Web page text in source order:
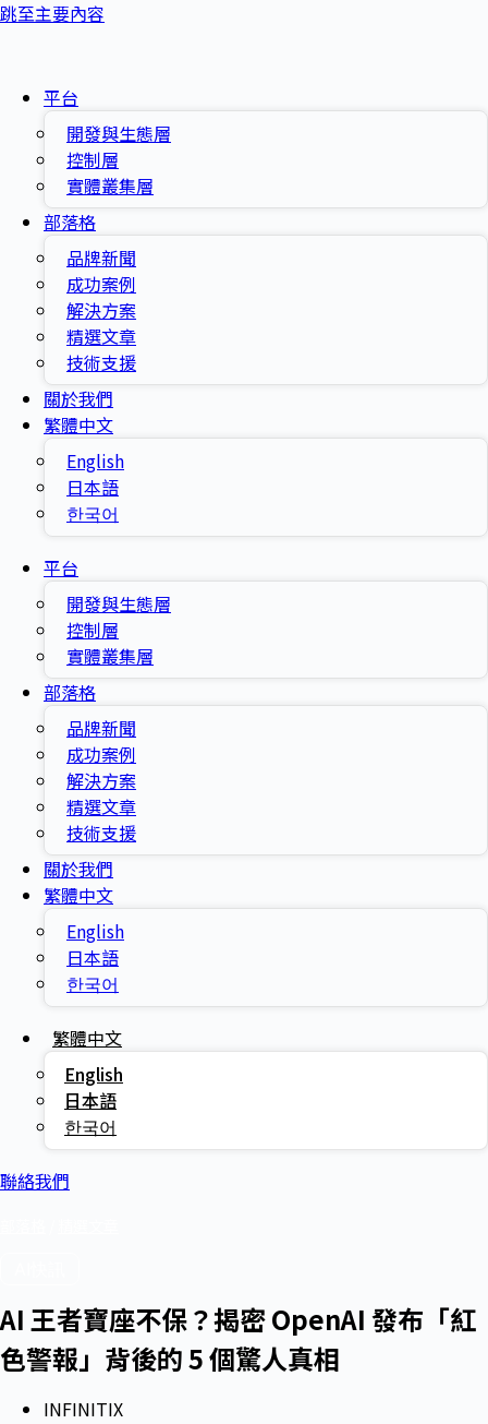
跳至主要內容
平台
開發與生態層
控制層
實體叢集層
部落格
品牌新聞
成功案例
解決方案
精選文章
技術支援
關於我們
繁體中文
English
日本語
한국어
平台
開發與生態層
控制層
實體叢集層
部落格
品牌新聞
成功案例
解決方案
精選文章
技術支援
關於我們
繁體中文
English
日本語
한국어
繁體中文
English
日本語
한국어
聯絡我們
AI 王者寶座不保？揭密 OpenAI 發布「紅
色警報」背後的 5 個驚人真相
INFINITIX